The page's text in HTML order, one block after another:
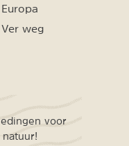
Europa
Ver weg
voor